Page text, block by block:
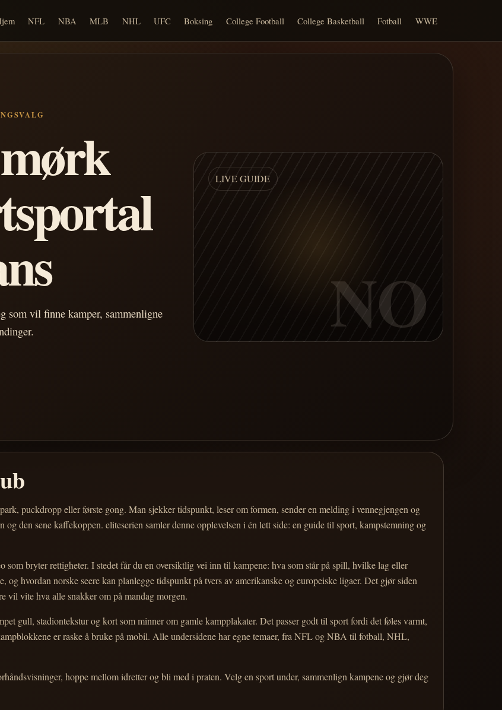
NFL NBA MLB NHL UFC Boksing College Football College Basketball Fotball WWE
som vil finne kamper, sammenligne
LIVE GUIDE
NO
puckdropp eller første gong. Man sjekker tidspunkt, leser om formen, sender en melding i vennegjengen og
den sene kaffekoppen. eliteserien samler denne opplevelsen i én lett side: en guide til sport, kampstemning og
bryter rettigheter. I stedet får du en oversiktlig vei inn til kampene: hva som står på spill, hvilke lag eller
og hvordan norske seere kan planlegge tidspunkt på tvers av amerikanske og europeiske ligaer. Det gjør siden
vil vite hva alle snakker om på mandag morgen.
gull, stadiontekstur og kort som minner om gamle kampplakater. Det passer godt til sport fordi det føles varmt,
er raske å bruke på mobil. Alle undersidene har egne temaer, fra NFL og NBA til fotball, NHL,
hoppe mellom idretter og bli med i praten. Velg en sport under, sammenlign kampene og gjør deg